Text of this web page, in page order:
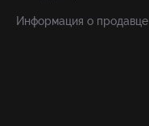
Информация о продавце